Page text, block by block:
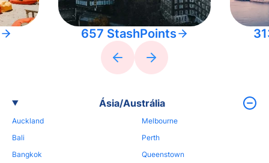
657 StashPoints
Ásia/Austrália
Auckland
Bali
Bangkok
Melbourne
Perth
Queenstown